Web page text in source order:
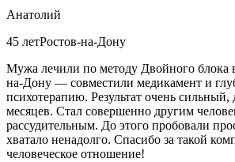
Анатолий
45 летРостов-на-Дону
Мужа лечили по методу Двойного блока
на-Дону — совместили медикамент и
психотерапию. Результат очень
месяцев. Стал совершенно другим
рассудительным. До этого пробовали
хватало ненадолго. Спасибо за такой
человеческое отношение!